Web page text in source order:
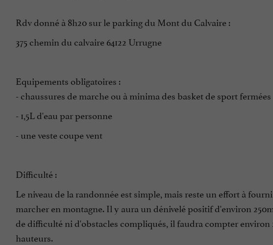
Rdv donné à 8h20 sur le parking du Mont du Calvaire :
375 chemin du calvaire 64122 Urrugne
Equipements obligatoires :
- chaussures de marche ou à minima des basket de sport fermées
- 1,5L d'eau par personne
- une veste coupe vent
Difficulté :
Le niveau de la randonnée est simple, mais reste un effort à
marcher en montagne. Il y aura un dénivelé positif d'environ
de difficulté ni d'obstacles compliqués, il faudra compter environ
hauteurs.